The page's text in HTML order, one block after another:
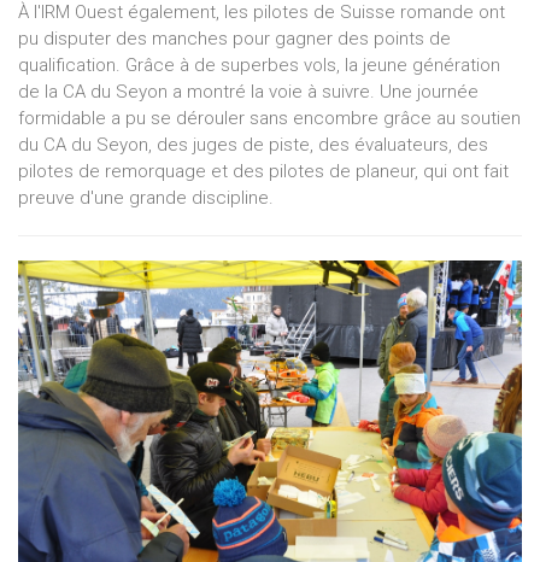
À l'IRM Ouest également, les pilotes de Suisse romande ont
pu disputer des manches pour gagner des points de
qualification. Grâce à de superbes vols, la jeune génération
de la CA du Seyon a montré la voie à suivre. Une journée
formidable a pu se dérouler sans encombre grâce au soutien
du CA du Seyon, des juges de piste, des évaluateurs, des
pilotes de remorquage et des pilotes de planeur, qui ont fait
preuve d'une grande discipline.